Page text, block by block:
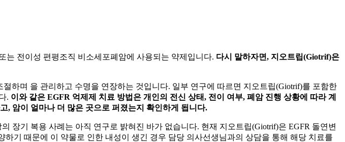
는 전이성 편평조직 비소세포폐암에 사용되는 약제입니다. 다시 말하자면, 지오트립(Giotrif)은
절하며 을 관리하고 수명을 연장하는 것입니다. 일부 연구에 따르면 지오트립(Giotrif)를 포함한
. 이와 같은 EGFR 억제제 치료 방법은 개인의 전신 상태, 전이 여부, 폐암 진행 상황에 따라 계
, 암이 얼마나 더 많은 곳으로 퍼졌는지 확인하게 됩니다.
장기 복용 사례는 아직 연구로 밝혀진 바가 없습니다. 현재 지오트립(Giotrif)은 EGFR 돌연변
기 때문에 이 약물로 인한 내성이 생긴 경우 담당 의사선생님과의 상담을 통해 해당 치료를